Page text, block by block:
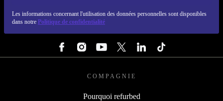
Les informations concernant l'utilisation des données personnelles sont disponibles
dans notre Politique de confidentialité
COMPAGNIE
Pourquoi refurbed